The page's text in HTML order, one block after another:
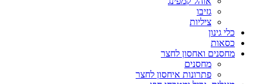
גזיבו
ציליות
כלי גינון
כסאות
מחסנים ואחסון לחצר
מחסנים
פתרונות איחסון לחצר